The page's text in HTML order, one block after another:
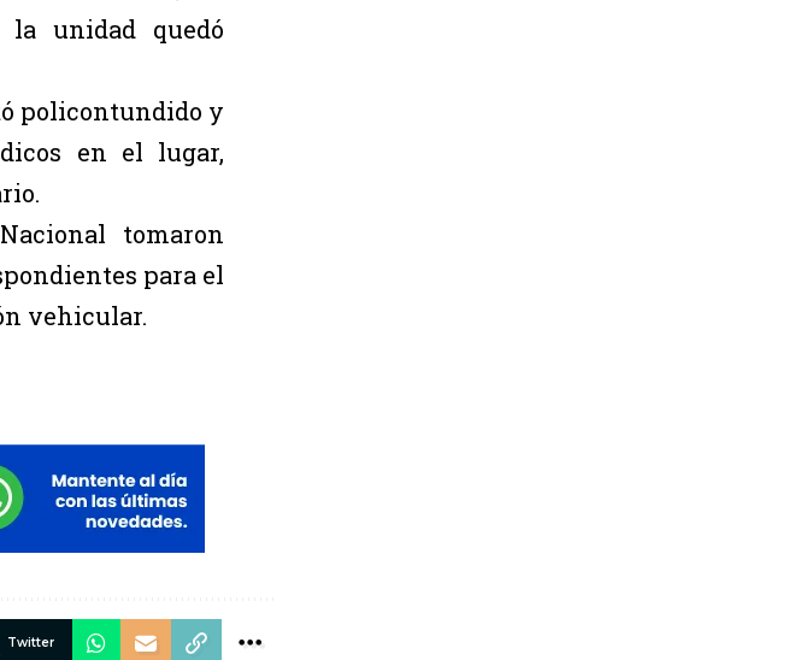
la unidad quedó
policontundido y
en el lugar,
tomaron
para el
vehicular.
Twitter